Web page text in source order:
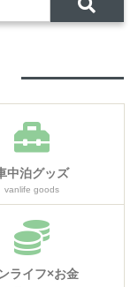
中泊グッズ
vanlife goods
ライフ×お金